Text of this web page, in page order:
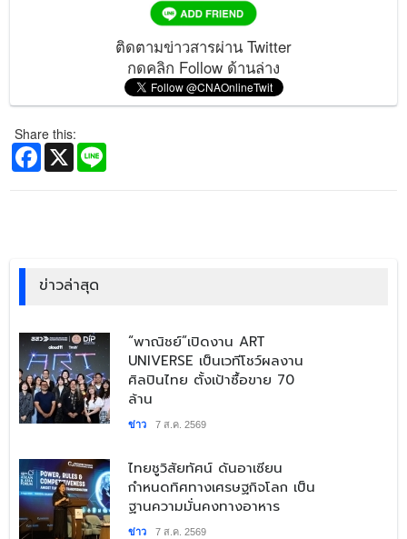
ติดตามข่าวสารผ่าน Twitter
กดคลิก Follow ด้านล่าง
Share this:
Facebook
X
ข่าวล่าสุด
​“พาณิชย์”เปิดงาน ART
UNIVERSE เป็นเวทีโชว์ผลงาน
ศิลปินไทย ตั้งเป้าซื้อขาย 70
ล้าน
ข่าว 7 ส.ค. 2569
​ไทยชูวิสัยทัศน์ ดันอาเซียน
กำหนดทิศทางเศรษฐกิจโลก เป็น
ฐานความมั่นคงทางอาหาร
ข่าว 7 ส.ค. 2569